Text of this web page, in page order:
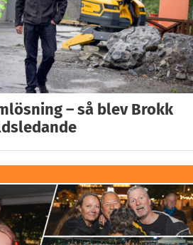
– så blev Brokk